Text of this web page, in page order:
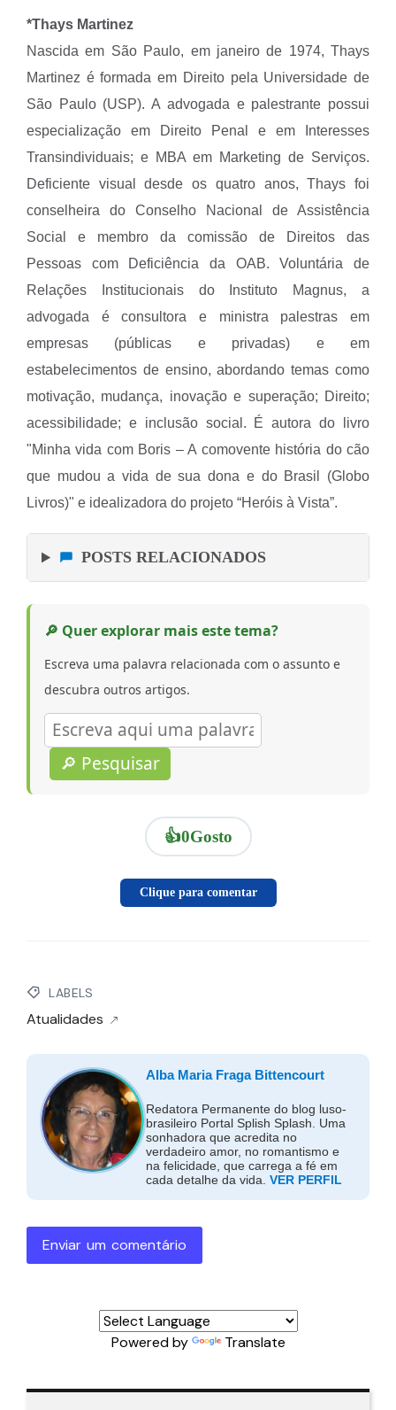
*Thays Martinez
Nascida em São Paulo, em janeiro de 1974, Thays
Martinez é formada em Direito pela Universidade de
São Paulo (USP). A advogada e palestrante possui
especialização em Direito Penal e em Interesses
Transindividuais; e MBA em Marketing de Serviços.
Deficiente visual desde os quatro anos, Thays foi
conselheira do Conselho Nacional de Assistência
Social e membro da comissão de Direitos das
Pessoas com Deficiência da OAB. Voluntária de
Relações Institucionais do Instituto Magnus, a
advogada é consultora e ministra palestras em
empresas (públicas e privadas) e em
estabelecimentos de ensino, abordando temas como
motivação, mudança, inovação e superação; Direito;
acessibilidade; e inclusão social. É autora do livro
"Minha vida com Boris – A comovente história do cão
que mudou a vida de sua dona e do Brasil (Globo
Livros)" e idealizadora do projeto “Heróis à Vista”.
POSTS RELACIONADOS
🔎 Quer explorar mais este tema?
Escreva uma palavra relacionada com o assunto e
descubra outros artigos.
🔎 Pesquisar
👍0Gosto
Clique para comentar
LABELS
Atualidades
Alba Maria Fraga Bittencourt
Redatora Permanente do blog luso-
brasileiro Portal Splish Splash. Uma
sonhadora que acredita no
verdadeiro amor, no romantismo e
na felicidade, que carrega a fé em
cada detalhe da vida. VER PERFIL
Enviar um comentário
Powered by Translate